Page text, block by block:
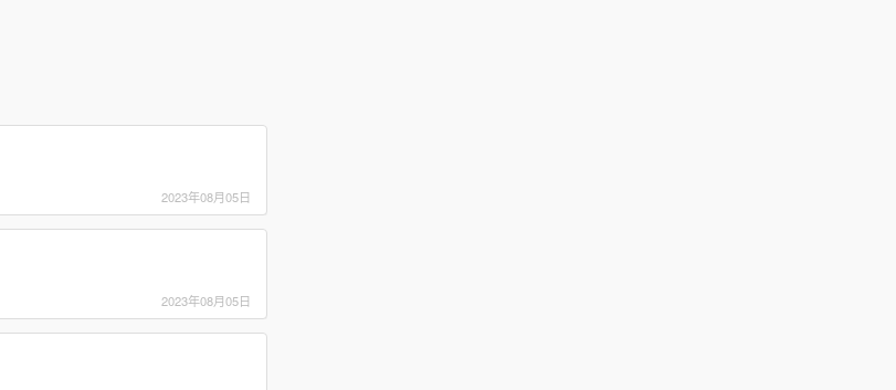
2023年08月05日
2023年08月05日